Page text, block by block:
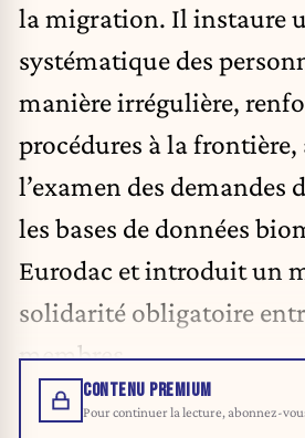
la migration. Il instaure
systématique des
manière irrégulière,
procédures à la frontière,
l’examen des demandes
les bases de données
Eurodac et introduit un
solidarité obligatoire
membres.
CONTENU PREMIUM
Pour continuer la lecture, abonnez-